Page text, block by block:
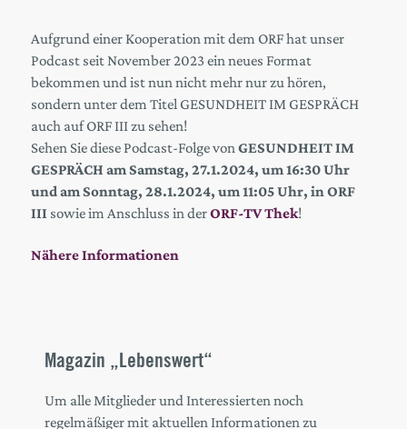
Aufgrund einer Kooperation mit dem ORF hat unser
Podcast seit November 2023 ein neues Format
bekommen und ist nun nicht mehr nur zu hören,
sondern unter dem Titel GESUNDHEIT IM GESPRÄCH
auch auf ORF III zu sehen!
Sehen Sie diese Podcast-Folge vonGESUNDHEIT IM
GESPRÄCH am Samstag, 27.1.2024, um 16:30 Uhr
und am Sonntag, 28.1.2024, um 11:05 Uhr, in ORF
III sowie im Anschluss in derORF-TV Thek!
Nähere Informationen
Magazin „Lebenswert“
Um alle Mitglieder und Interessierten noch
regelmäßiger mit aktuellen Informationen zu